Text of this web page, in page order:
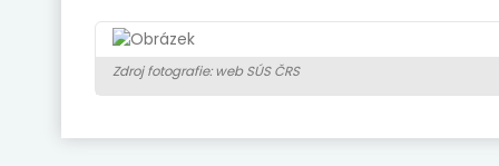
Zdroj fotografie: web SÚS ČRS